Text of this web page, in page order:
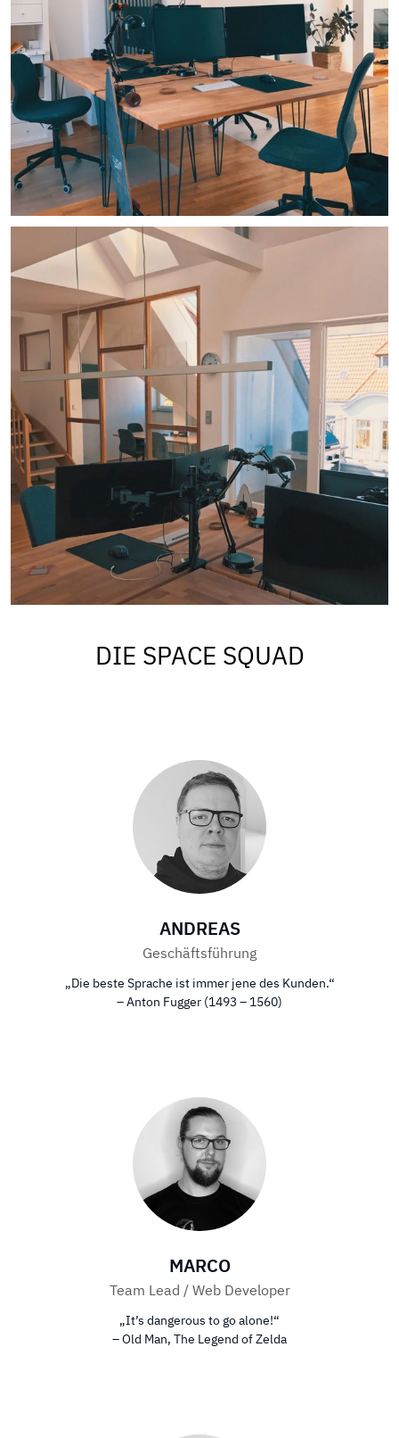
DIE SPACE SQUAD
ANDREAS
Geschäftsführung
„Die beste Sprache ist immer jene des Kunden.“
– Anton Fugger (1493 – 1560)
MARCO
Team Lead / Web Developer
„It’s dangerous to go alone!“
– Old Man, The Legend of Zelda